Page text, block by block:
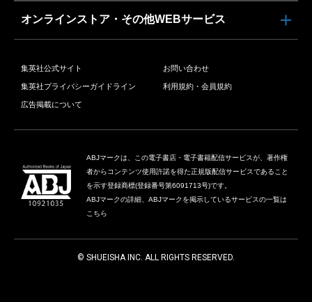
オンラインストア・その他WEBサービス
集英社公式サイト お問い合わせ
集英社プライバシーガイドライン 利用規約・会員規約
広告掲載について
ABJマークは、この電子書店・電子書籍配信サービスが、著作権
者からコンテンツ使用許諾を得た正規版配信サービスであること
を示す登録商標(登録番号第6091713号)です。
ABJマークの詳細、ABJマークを掲示しているサービスの一覧は
こちら
© SHUEISHA INC. ALL RIGHTS RESERVED.